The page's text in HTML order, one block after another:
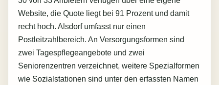
Website, die Quote liegt bei 91 Prozent und damit
recht hoch. Alsdorf umfasst nur einen
Postleitzahlbereich. An Versorgungsformen sind
zwei Tagespflegeangebote und zwei
Seniorenzentren verzeichnet, weitere Spezialformen
wie Sozialstationen sind unter den erfassten Namen